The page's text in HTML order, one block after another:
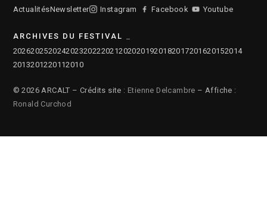
ActualitésNewsletter Instagram Facebook Youtube
ARCHIVES DU FESTIVAL
2026202520242023202220212020201920182017201620152014
2013201220112010
© 2026 ARCALT – Crédits site : Etienne Delcambre – Affiche :
Ronald Curchod